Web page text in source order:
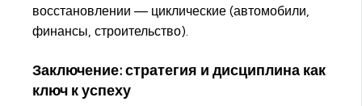
восстановлении — циклические (автомобили,
финансы, строительство).
Заключение: стратегия и дисциплина как
ключ к успеху